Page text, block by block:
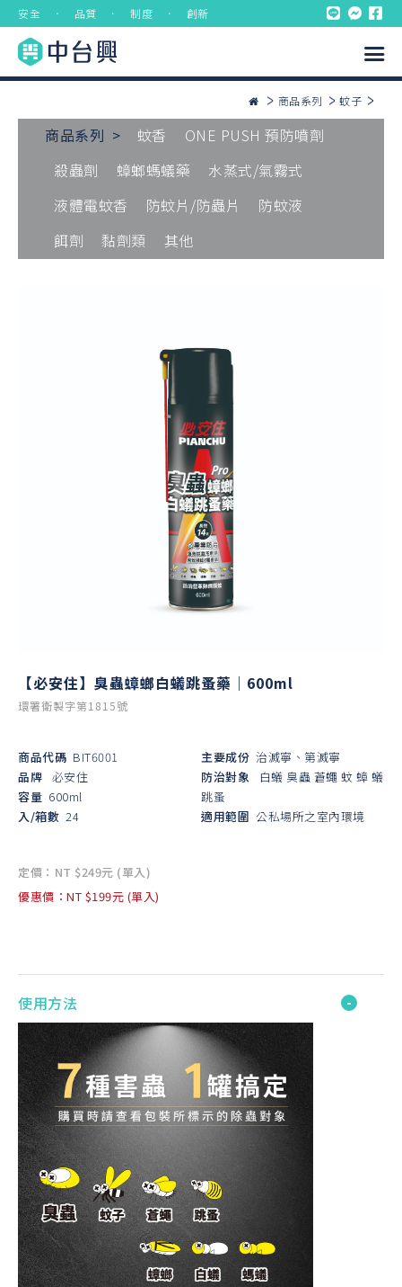
安全 ． 品質 ． 制度 ． 創新
商品系列 蚊子
商品系列 > 蚊香
ONE PUSH 預防噴劑
殺蟲劑
蟑螂螞蟻藥
水蒸式/氣霧式
液體電蚊香
防蚊片/防蟲片
防蚊液
餌劑
黏劑類 其他
【必安住】臭蟲蟑螂白蟻跳蚤藥｜600ml
環署衛製字第1815號
商品代碼 BIT6001
品牌 必安住
容量 600ml
入/箱數 24
主要成份 治滅寧、第滅寧
防治對象
白蟻 臭蟲 蒼蠅 蚊 蟑 蟻
跳蚤
適用範圍 公私場所之室內環境
定價：NT $249元 (單入)
優惠價：NT $199元 (單入)
使用方法